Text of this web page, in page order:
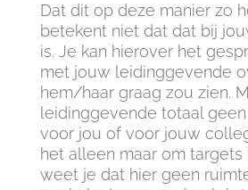
Dat dit op deze manier zo
betekent niet dat dat bij
is. Je kan hierover het
met jouw leidinggevende
hem/haar graag zou zien.
leidinggevende totaal
voor jou of voor jouw
het alleen maar om targets
weet je dat hier geen